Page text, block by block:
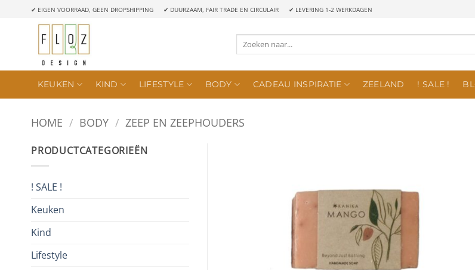
✔ EIGEN VOORRAAD, GEEN DROPSHIPPING ✔ DUURZAAM, FAIR TRADE EN CIRCULAIR ✔ LEVERING 1-2 WERKDAGEN
Zoeken
KEUKEN KIND LIFESTYLE BODY CADEAU INSPIRATIE ZEELAND ! SALE !
HOME / BODY / ZEEP EN ZEEPHOUDERS
PRODUCTCATEGORIEËN
! SALE !
Keuken
Kind
Lifestyle